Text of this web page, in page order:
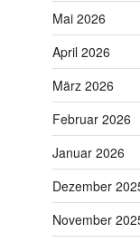
Mai 2026
April 2026
März 2026
Februar 2026
Januar 2026
Dezember
November